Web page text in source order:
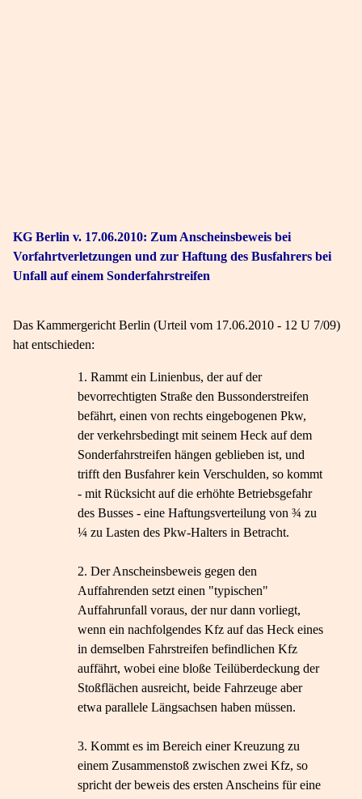
KG Berlin v. 17.06.2010: Zum Anscheinsbeweis bei
Vorfahrtverletzungen und zur Haftung des Busfahrers bei
Unfall auf einem Sonderfahrstreifen
Das Kammergericht Berlin (Urteil vom 17.06.2010 - 12 U 7/09)
hat entschieden:
Rammt ein Linienbus, der auf der
bevorrechtigten Straße den Bussonderstreifen
befährt, einen von rechts eingebogenen Pkw,
der verkehrsbedingt mit seinem Heck auf dem
Sonderfahrstreifen hängen geblieben ist, und
trifft den Busfahrer kein Verschulden, so kommt
- mit Rücksicht auf die erhöhte Betriebsgefahr
des Busses - eine Haftungsverteilung von ¾ zu
¼ zu Lasten des Pkw-Halters in Betracht.
Der Anscheinsbeweis gegen den
Auffahrenden setzt einen "typischen"
Auffahrunfall voraus, der nur dann vorliegt,
wenn ein nachfolgendes Kfz auf das Heck eines
in demselben Fahrstreifen befindlichen Kfz
auffährt, wobei eine bloße Teilüberdeckung der
Stoßflächen ausreicht, beide Fahrzeuge aber
etwa parallele Längsachsen haben müssen.
Kommt es im Bereich einer Kreuzung zu
einem Zusammenstoß zwischen zwei Kfz, so
spricht der beweis des ersten Anscheins für eine